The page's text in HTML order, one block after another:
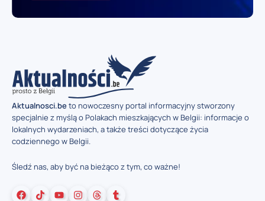
Aktualnosci.beto nowoczesny portal informacyjny stworzony
specjalnie z myślą o Polakach mieszkających w Belgii: informacje o
lokalnych wydarzeniach, a także treści dotyczące życia
codziennego w Belgii.
Śledź nas, aby być na bieżąco z tym, co ważne!